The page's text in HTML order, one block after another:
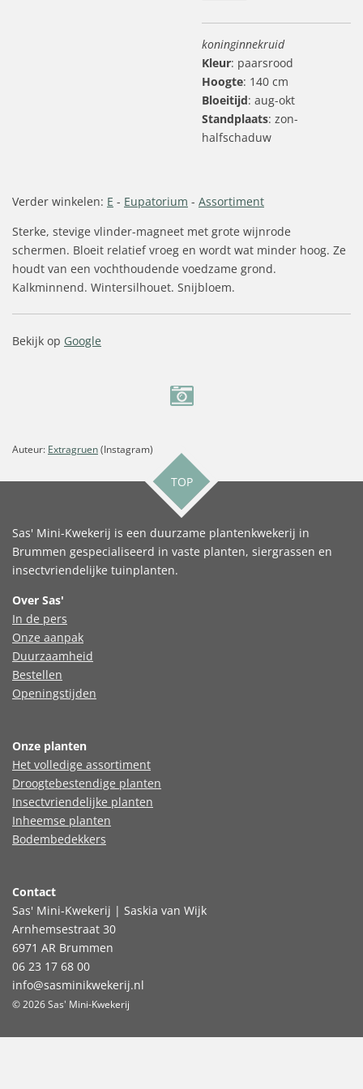
koninginnekruid
Kleur: paarsrood
Hoogte: 140 cm
Bloeitijd: aug-okt
Standplaats: zon-
halfschaduw
Verder winkelen: E - Eupatorium - Assortiment
Sterke, stevige vlinder-magneet met grote wijnrode
schermen. Bloeit relatief vroeg en wordt wat minder hoog. Ze
houdt van een vochthoudende voedzame grond.
Kalkminnend. Wintersilhouet. Snijbloem.
Bekijk op Google
Auteur: Extragruen (Instagram)
TOP
Sas' Mini-Kwekerij is een duurzame plantenkwekerij in
Brummen gespecialiseerd in vaste planten, siergrassen en
insectvriendelijke tuinplanten.
Over Sas'
In de pers
Onze aanpak
Duurzaamheid
Bestellen
Openingstijden
Onze planten
Het volledige assortiment
Droogtebestendige planten
Insectvriendelijke planten
Inheemse planten
Bodembedekkers
Contact
Sas' Mini-Kwekerij | Saskia van Wijk
Arnhemsestraat 30
6971 AR Brummen
06 23 17 68 00
info@sasminikwekerij.nl
© 2026 Sas' Mini-Kwekerij